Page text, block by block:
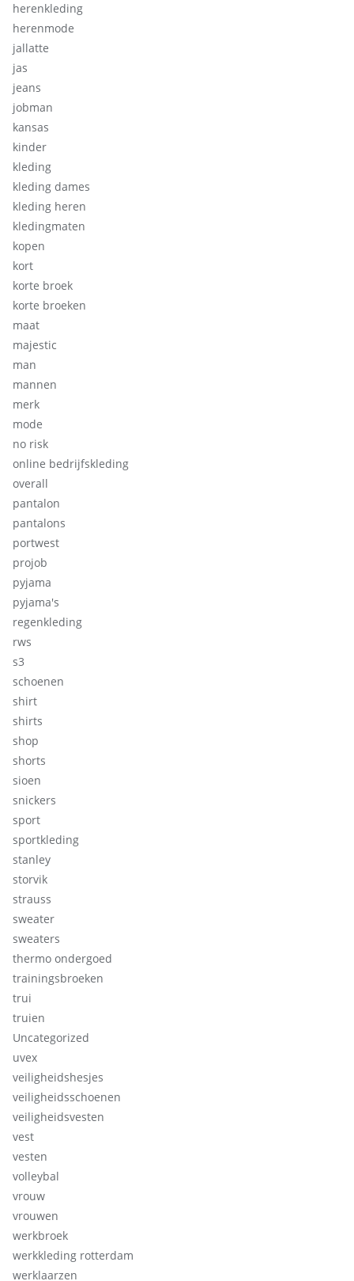
herenkleding
herenmode
jallatte
jas
jeans
jobman
kansas
kinder
kleding
kleding dames
kleding heren
kledingmaten
kopen
kort
korte broek
korte broeken
maat
majestic
man
mannen
merk
mode
no risk
online bedrijfskleding
overall
pantalon
pantalons
portwest
projob
pyjama
pyjama's
regenkleding
rws
s3
schoenen
shirt
shirts
shop
shorts
sioen
snickers
sport
sportkleding
stanley
storvik
strauss
sweater
sweaters
thermo ondergoed
trainingsbroeken
trui
truien
Uncategorized
uvex
veiligheidshesjes
veiligheidsschoenen
veiligheidsvesten
vest
vesten
volleybal
vrouw
vrouwen
werkbroek
werkkleding rotterdam
werklaarzen